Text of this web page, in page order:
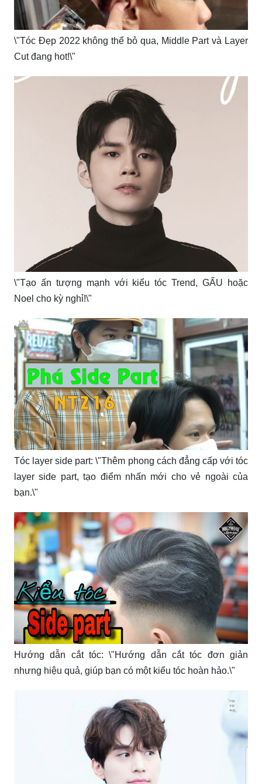
\"Tóc Đẹp 2022 không thể bỏ qua, Middle Part và Layer
Cut đang hot!\"
\"Tạo ấn tượng mạnh với kiểu tóc Trend, GẤU hoặc
Noel cho kỳ nghỉ!\"
Tóc layer side part: \"Thêm phong cách đẳng cấp với tóc
layer side part, tạo điểm nhấn mới cho vẻ ngoài của
bạn.\"
Hướng dẫn cắt tóc: \"Hướng dẫn cắt tóc đơn giản
nhưng hiệu quả, giúp bạn có một kiểu tóc hoàn hảo.\"